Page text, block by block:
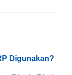
nyata
Digunakan?